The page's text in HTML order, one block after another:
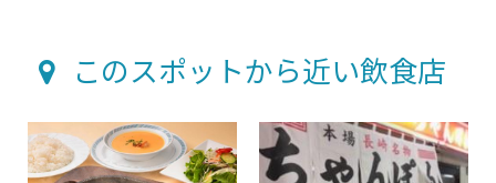
このスポットから近い飲食店